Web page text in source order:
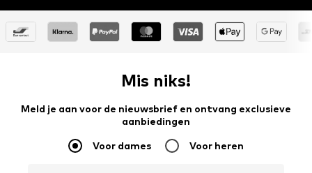
Mis niks!
Meld je aan voor de nieuwsbrief en ontvang exclusieve
aanbiedingen
Voor dames Voor heren